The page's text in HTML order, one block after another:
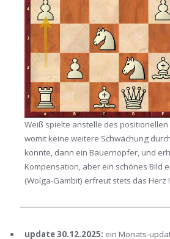
Weiß spielte anstelle des
womit keine weitere Schwächung
konnte, dann ein Bauernopfer, und
Kompensation, aber ein schönes Bild
(Wolga-Gambit) erfreut stets das Herz !
update 30.12.2025: ein Monats-